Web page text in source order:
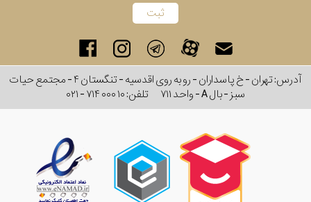
آدرس: تهران - خ پاسداران - رو به روی اقدسیه - تنگستان ۴ - مجتمع حیات
سبز - بال A - واحد ۷۱۱
تلفن:۰۲۱ - ۷۱۴ ۰۰۰ ۱۰